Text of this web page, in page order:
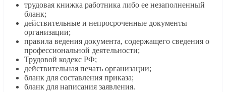
трудовая книжка работника либо ее незаполненный
бланк;
действительные и непросроченные документы
организации;
правила ведения документа, содержащего сведения о
профессиональной деятельности;
Трудовой кодекс РФ;
действительная печать организации;
бланк для составления приказа;
бланк для написания заявления.